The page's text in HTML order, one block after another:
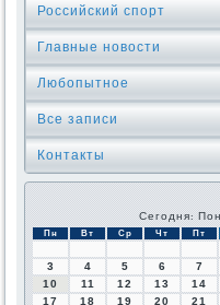
Российский спорт
Главные новости
Любопытное
Все записи
Контакты
Сегодня:
Пн Вт Ср Чт Пт
3
4 5 6 7
10
11 12 13 14
17
18 19 20 21